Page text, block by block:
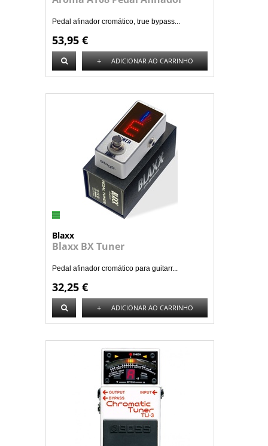
Pedal afinador cromático, true bypass...
53,95 €
+ ADICIONAR AO CARRINHO
Blaxx
Blaxx BX Tuner
Pedal afinador cromático para guitarr...
32,25 €
+ ADICIONAR AO CARRINHO